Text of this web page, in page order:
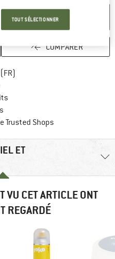
AU PANIER
COMPARER
Trusted Shops
ET
VU CET ARTICLE ONT
REGARDÉ
TOUT SÉLECTIONNER